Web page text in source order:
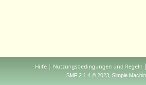
Hilfe | Nutzungsbedingungen und Regeln |
SMF 2.1.4 © 2023, Simple